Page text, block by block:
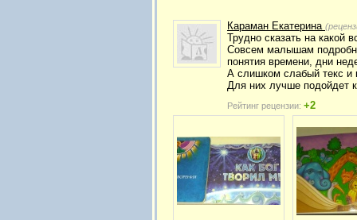
Караман Екатерина
Трудно сказать на какой
Совсем малышам
понятия времени, дни
А слишком слабый текс и
Для них лучше подойдет
Рейтинг рецензии: +2